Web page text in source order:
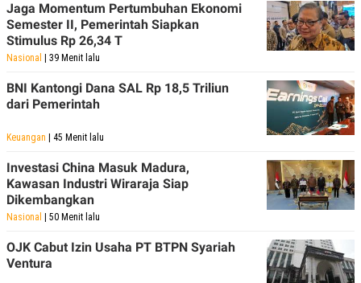
Jaga Momentum Pertumbuhan Ekonomi
Semester II, Pemerintah Siapkan
Stimulus Rp 26,34 T
Nasional | 39 Menit lalu
BNI Kantongi Dana SAL Rp 18,5 Triliun
dari Pemerintah
Keuangan | 45 Menit lalu
Investasi China Masuk Madura,
Kawasan Industri Wiraraja Siap
Dikembangkan
Nasional | 50 Menit lalu
OJK Cabut Izin Usaha PT BTPN Syariah
Ventura